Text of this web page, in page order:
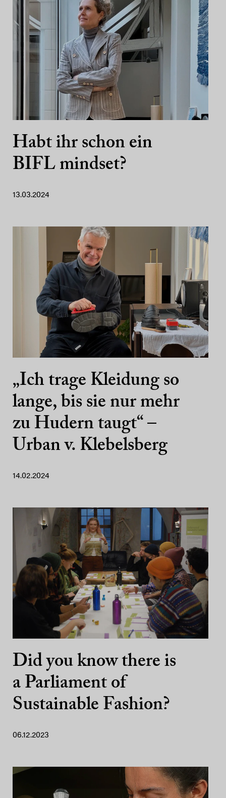
Habt ihr schon ein
BIFL mindset?
13.03.2024
„Ich trage Kleidung so
lange, bis sie nur mehr
zu Hudern taugt“ –
Urban v. Klebelsberg
14.02.2024
Did you know there is
a Parliament of
Sustainable Fashion?
06.12.2023